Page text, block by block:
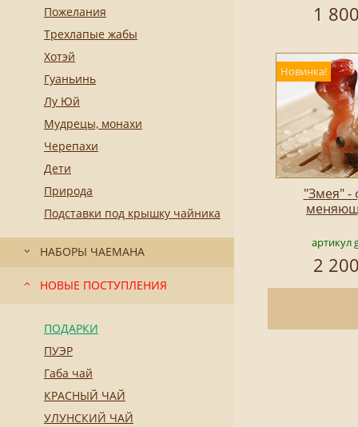
Пожелания
Трехлапые жабы
Хотэй
Гуаньинь
Лу Юй
Мудрецы, монахи
Черепахи
Дети
Природа
Подставки под крышку чайника
НАБОРЫ ЧАЕМАНА
НОВЫЕ ПОСТУПЛЕНИЯ
ПОДАРКИ
ПУЭР
Габа чай
КРАСНЫЙ ЧАЙ
УЛУНСКИЙ ЧАЙ
1
Новинка!
"Змея" -
артикул
2